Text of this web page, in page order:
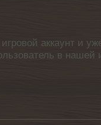
аккаунт и
в